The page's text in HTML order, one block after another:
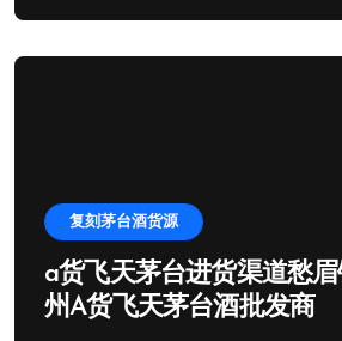
复刻茅台酒货源
a货飞天茅台进货渠道愁
州A货飞天茅台酒批发商